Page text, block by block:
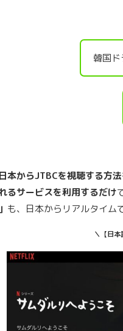
韓国
日本からJTBCを視聴する方法
るサービスを利用するだけ
も、日本からリアルタイム
＼【日